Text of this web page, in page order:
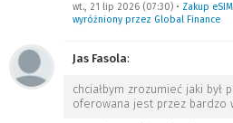
wt., 21 lip 2026 (07:30) • Zakup
wyróżniony przez Global Finance
Jas Fasola:
chciałbym zrozumieć jaki był
oferowana jest przez bardzo